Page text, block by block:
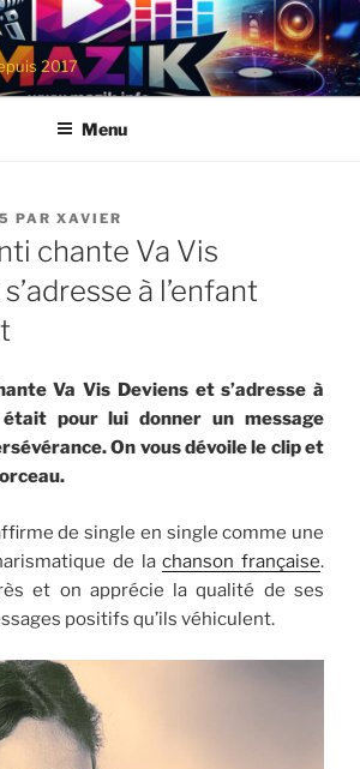
2017
Menu
PAR XAVIER
chante Va Vis
à l’enfant
Va Vis Deviens et s’adresse à
était pour lui donner un message
On vous dévoile le clip et
de single en single comme une
de lachanson française.
et on apprécie la qualité de ses
positifs qu’ils véhiculent.